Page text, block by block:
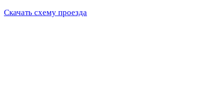
Скачать схему проезда